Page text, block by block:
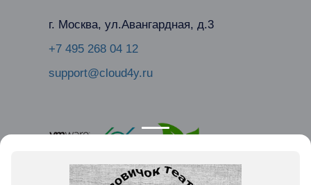
г. Москва, ул.Авангардная, д.3
+7 495 268 04 12
support@cloud4y.ru